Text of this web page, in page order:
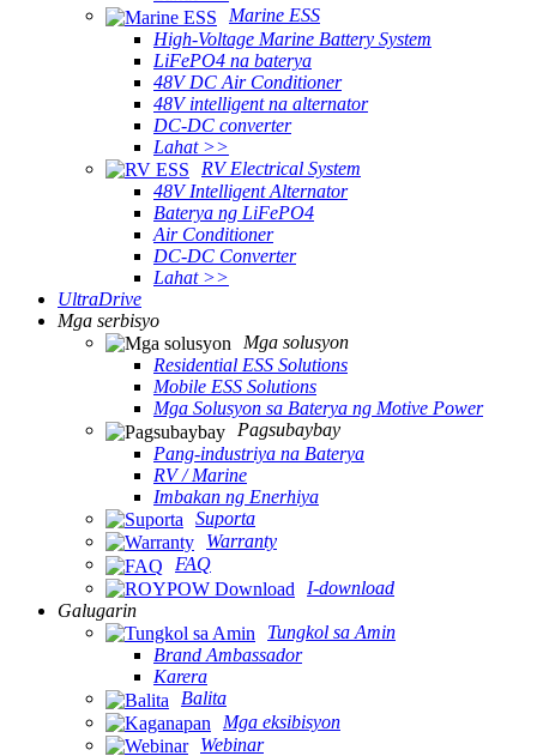
Marine ESS
High-Voltage Marine Battery System
LiFePO4 na baterya
48V DC Air Conditioner
48V intelligent na alternator
DC-DC converter
Lahat >>
RV Electrical System
48V Intelligent Alternator
Baterya ng LiFePO4
Air Conditioner
DC-DC Converter
Lahat >>
UltraDrive
Mga serbisyo
Mga solusyon
Residential ESS Solutions
Mobile ESS Solutions
Mga Solusyon sa Baterya ng Motive Power
Pagsubaybay
Pang-industriya na Baterya
RV / Marine
Imbakan ng Enerhiya
Suporta
Warranty
FAQ
I-download
Galugarin
Tungkol sa Amin
Brand Ambassador
Karera
Balita
Mga eksibisyon
Webinar